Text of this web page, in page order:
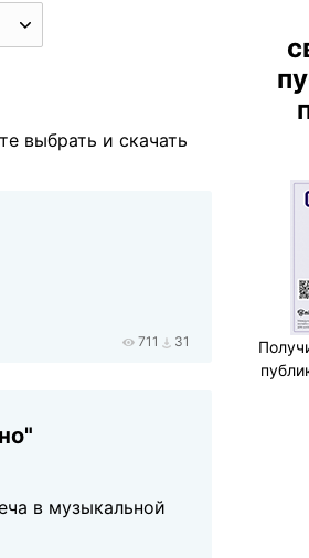
выбрать и скачать
711 31
в музыкальной